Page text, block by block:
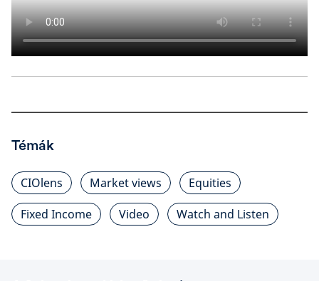
Témák
CIOlens Market views
Equities
Fixed Income
Video Watch and Listen